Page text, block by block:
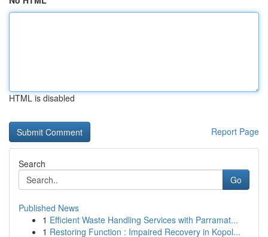
HTML is disabled
Report Page
Search
Go
Published News
1 Efficient Waste Handling Services with Parramat...
1 Restoring Function : Impaired Recovery in Kopol...